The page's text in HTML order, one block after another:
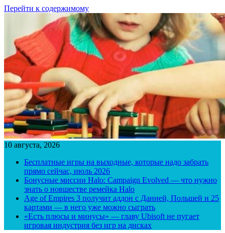
Перейти к содержимому
10 августа, 2026
Бесплатные игры на выходные, которые надо забрать
прямо сейчас, июль 2026
Бонусные миссии Halo: Campaign Evolved — что нужно
знать о новшестве ремейка Halo
Age of Empires 3 получит аддон с Данией, Польшей и 25
картами — в него уже можно сыграть
«Есть плюсы и минусы» — главу Ubisoft не пугает
игровая индустрия без игр на дисках